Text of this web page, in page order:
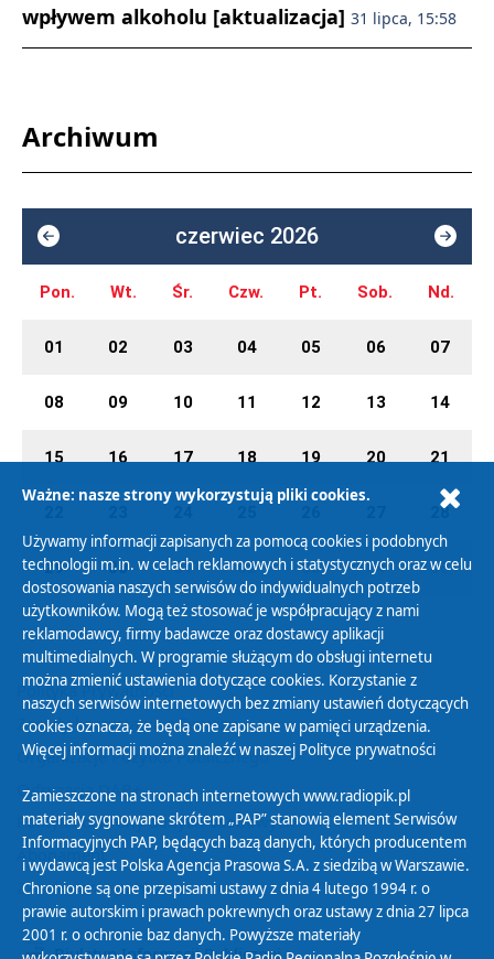
wpływem alkoholu [aktualizacja] 31 lipca, 15:58
Archiwum
czerwiec 2026
Pon. Wt. Śr. Czw. Pt. Sob. Nd.
01 02 03 04 05 06 07
08 09 10 11 12 13 14
15 16 17 18 19 20 21
28
29 30 01 02 03 04 05
Polityka Prywatności
Zasady korzystania z Serwisu
Organizacje Pożytku Publicznego
Cyfryzacja DAB+
Polityka ochrony danych osobowych
Abonament
Zamówienia publiczne
Biuletyn Informacji Publicznej
Ważne: nasze strony wykorzystują pliki cookies.
Używamy informacji zapisanych za pomocą cookies i podobnych
technologii m.in. w celach reklamowych i statystycznych oraz w celu
dostosowania naszych serwisów do indywidualnych potrzeb
użytkowników. Mogą też stosować je współpracujący z nami
reklamodawcy, firmy badawcze oraz dostawcy aplikacji
multimedialnych. W programie służącym do obsługi internetu
można zmienić ustawienia dotyczące cookies. Korzystanie z
naszych serwisów internetowych bez zmiany ustawień dotyczących
cookies oznacza, że będą one zapisane w pamięci urządzenia.
Więcej informacji można znaleźć w naszej Polityce prywatności
Zamieszczone na stronach internetowych www.radiopik.pl
materiały sygnowane skrótem „PAP” stanowią element Serwisów
Informacyjnych PAP, będących bazą danych, których producentem
i wydawcą jest Polska Agencja Prasowa S.A. z siedzibą w Warszawie.
Chronione są one przepisami ustawy z dnia 4 lutego 1994 r. o
prawie autorskim i prawach pokrewnych oraz ustawy z dnia 27 lipca
2001 r. o ochronie baz danych. Powyższe materiały